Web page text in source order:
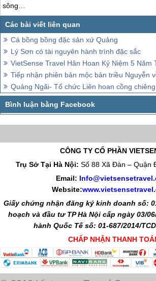
sông…
Cá bồng bồng đặc sản xứ Quảng
Lý Sơn có tài nguyên hành trình đặc sắc
VietSense Travel Hân Hoan Kỷ Niệm 5 Năm
Tiếp nhận phiên bản mộc bản triều Nguyễn về đảo Lý Sơn và
Quảng Ngãi- Tổ chức Liên hoan cồng chiêng
CÔNG TY CỔ PHẦN
Trụ Sở Tại Hà Nội: Số 88 Xã Đàn – Quận
Email:
Website:
Giấy chứng nhận đăng ký kinh doanh số:
hoạch và đầu tư TP Hà Nội cấp ngày 03/
hành Quốc Tế số: 01-687/2014/
CHẤP NHẬN THANH